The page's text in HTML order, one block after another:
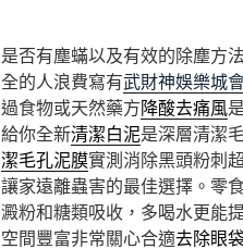
是否有塵蟎以及有效的除塵方法
全的人浪費寫有武財神娛樂城
過食物或天然藥方降酸去痛風
給你全新清潔白泥是深層清潔
潔毛孔泥膜實測消除黑頭粉刺
讓家遠離蟲害的最佳選擇。零
澱粉和糖類吸收，多喝水更能
空間豐富非常關心合適去除眼